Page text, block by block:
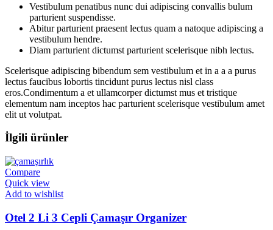
Vestibulum penatibus nunc dui adipiscing convallis bulum
parturient suspendisse.
Abitur parturient praesent lectus quam a natoque adipiscing a
vestibulum hendre.
Diam parturient dictumst parturient scelerisque nibh lectus.
Scelerisque adipiscing bibendum sem vestibulum et in a a a purus
lectus faucibus lobortis tincidunt purus lectus nisl class
eros.Condimentum a et ullamcorper dictumst mus et tristique
elementum nam inceptos hac parturient scelerisque vestibulum amet
elit ut volutpat.
İlgili ürünler
Compare
Quick view
Add to wishlist
Otel 2 Li 3 Cepli Çamaşır Organizer